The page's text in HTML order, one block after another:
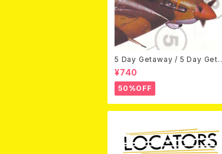
5 Day Getaway / 5 Day Geta
way (CDEP)
¥740
50%OFF